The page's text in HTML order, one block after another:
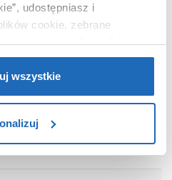
udostępniasz i
cookie, zebrane
zewnętrznych, a także nasi
włącz „Tylko
jednak, że
mogą mieć wpływ na
wszystkie
Ona
557,88 zł